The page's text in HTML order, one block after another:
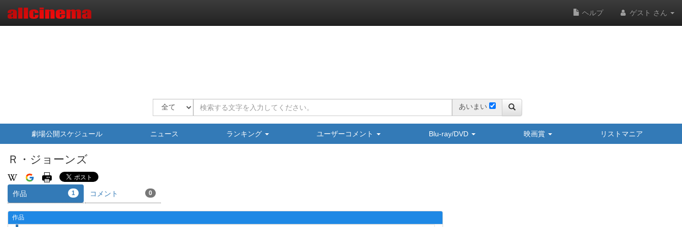
ヘルプ ゲスト さん
あいまい
劇場公開スケジュール ニュース ランキング ユーザーコメント Blu-ray/DVD 映画賞 リストマニア
Ｒ・ジョーンズ
作品 1 コメント 0
作品